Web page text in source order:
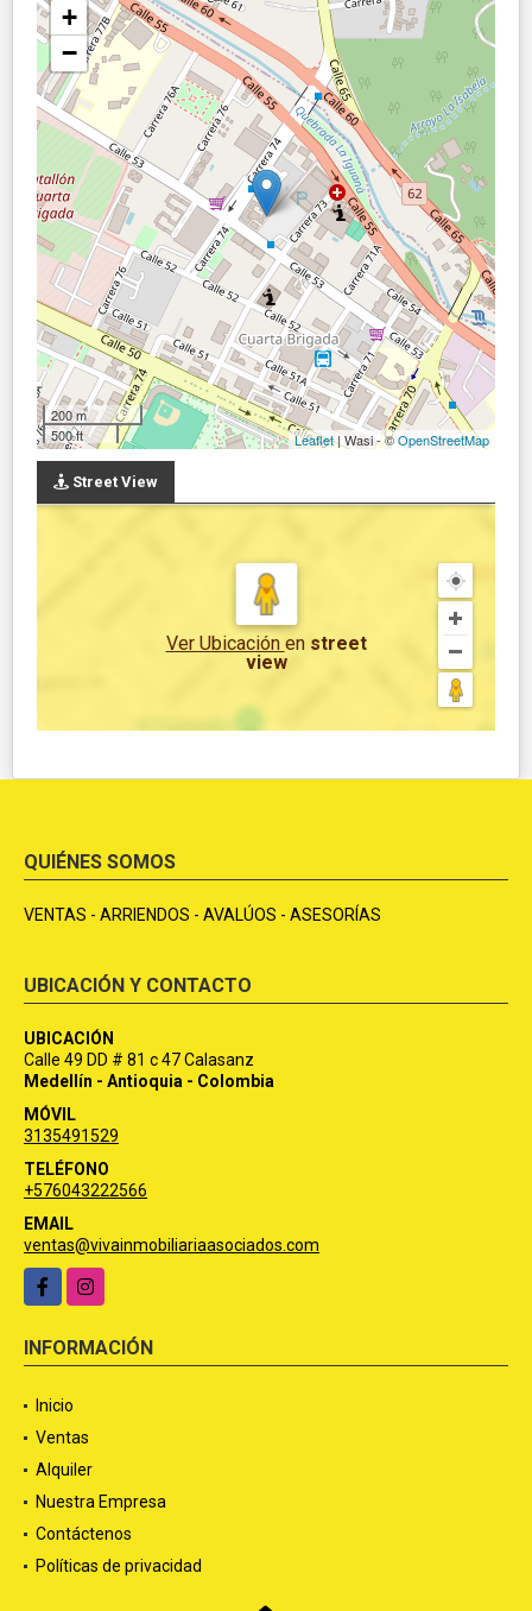
+
−
200 m
500 ft
Leaflet| Wasi - ©OpenStreetMap
Street View
Ver Ubicación en street
view
QUIÉNES SOMOS
VENTAS - ARRIENDOS - AVALÚOS - ASESORÍAS
UBICACIÓN Y CONTACTO
UBICACIÓN
Calle 49 DD # 81 c 47 Calasanz
Medellín - Antioquia - Colombia
MÓVIL
3135491529
TELÉFONO
+576043222566
EMAIL
ventas@vivainmobiliariaasociados.com
FacebookInstagram
INFORMACIÓN
Inicio
Ventas
Alquiler
Nuestra Empresa
Contáctenos
Políticas de privacidad